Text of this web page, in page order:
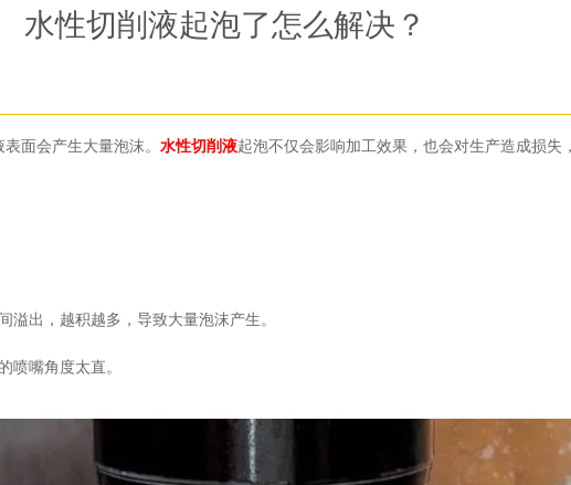
水性切削液起泡了怎么解决？
面会产生大量泡沫。 水性切削液起泡不仅会影响加工效果，也会对生产造成损失
溢出，越积越多，导致大量泡沫产生。
喷嘴角度太直。